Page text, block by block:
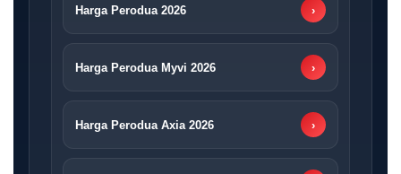
Harga Perodua 2026 ›
Harga Perodua Myvi 2026 ›
Harga Perodua Axia 2026 ›